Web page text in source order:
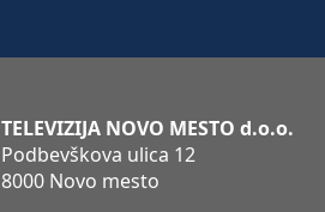
TELEVIZIJA NOVO MESTO d.o.o.
Podbevškova ulica 12
8000 Novo mesto